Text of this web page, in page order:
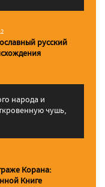
русский
народа и
чушь,
Корана:
Книге